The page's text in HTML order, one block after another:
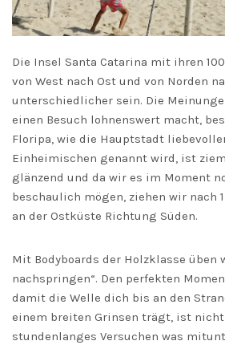
Die Insel Santa Catarina mit ihren
von West nach Ost und von Norden
unterschiedlicher sein. Die
einen Besuch lohnenswert macht,
Floripa, wie die Hauptstadt
Einheimischen genannt wird, ist
glänzend und da wir es im Moment
beschaulich mögen, ziehen wir nach
an der Ostküste Richtung Süden.
Mit Bodyboards der Holzklasse üben
nachspringen“. Den perfekten
damit die Welle dich bis an den
einem breiten Grinsen trägt, ist nicht
stundenlanges Versuchen was